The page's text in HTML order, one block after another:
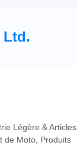
Ltd.
Légère & Articles
de Moto, Produits